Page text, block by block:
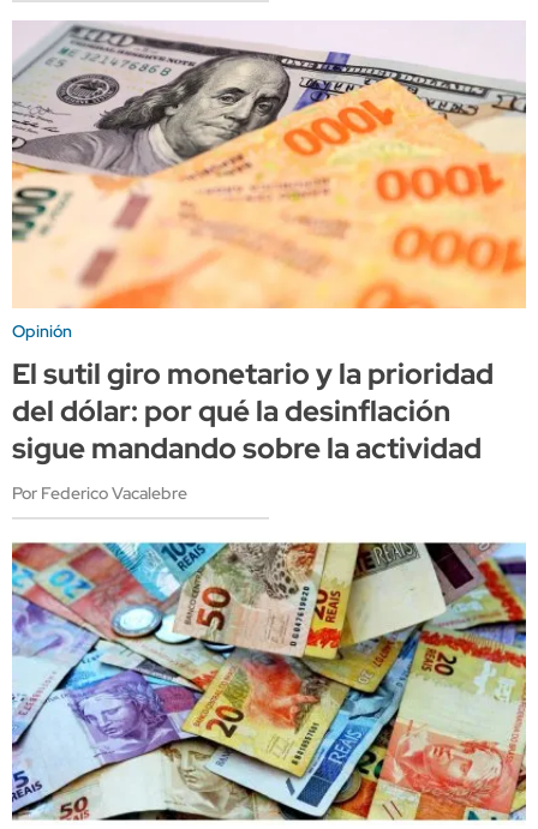
Opinión
El sutil giro monetario y la prioridad
del dólar: por qué la desinflación
sigue mandando sobre la actividad
Por Federico Vacalebre